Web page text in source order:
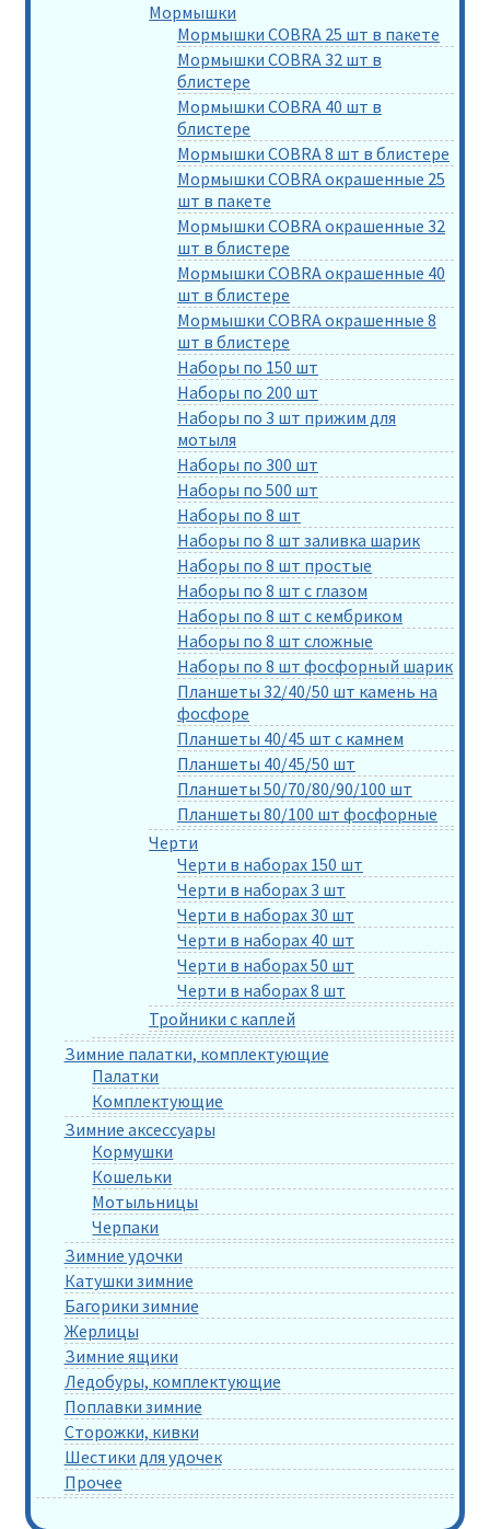
Мормышки
Мормышки COBRA 25 шт в пакете
Мормышки COBRA 32 шт в
блистере
Мормышки COBRA 40 шт в
блистере
Мормышки COBRA 8 шт в блистере
Мормышки COBRA окрашенные 25
шт в пакете
Мормышки COBRA окрашенные 32
шт в блистере
Мормышки COBRA окрашенные 40
шт в блистере
Мормышки COBRA окрашенные 8
шт в блистере
Наборы по 150 шт
Наборы по 200 шт
Наборы по 3 шт прижим для
мотыля
Наборы по 300 шт
Наборы по 500 шт
Наборы по 8 шт
Наборы по 8 шт заливка шарик
Наборы по 8 шт простые
Наборы по 8 шт с глазом
Наборы по 8 шт с кембриком
Наборы по 8 шт сложные
Наборы по 8 шт фосфорный шарик
Планшеты 32/40/50 шт камень на
фосфоре
Планшеты 40/45 шт с камнем
Планшеты 40/45/50 шт
Планшеты 50/70/80/90/100 шт
Планшеты 80/100 шт фосфорные
Черти
Черти в наборах 150 шт
Черти в наборах 3 шт
Черти в наборах 30 шт
Черти в наборах 40 шт
Черти в наборах 50 шт
Черти в наборах 8 шт
Тройники с каплей
Зимние палатки, комплектующие
Палатки
Комплектующие
Зимние аксессуары
Кормушки
Кошельки
Мотыльницы
Черпаки
Зимние удочки
Катушки зимние
Багорики зимние
Жерлицы
Зимние ящики
Ледобуры, комплектующие
Поплавки зимние
Сторожки, кивки
Шестики для удочек
Прочее